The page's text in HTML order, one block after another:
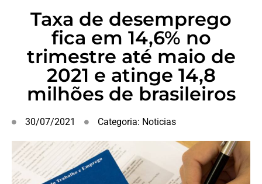
Taxa de desemprego
fica em 14,6% no
trimestre até maio de
2021 e atinge 14,8
milhões de brasileiros
30/07/2021 Categoria: Noticias